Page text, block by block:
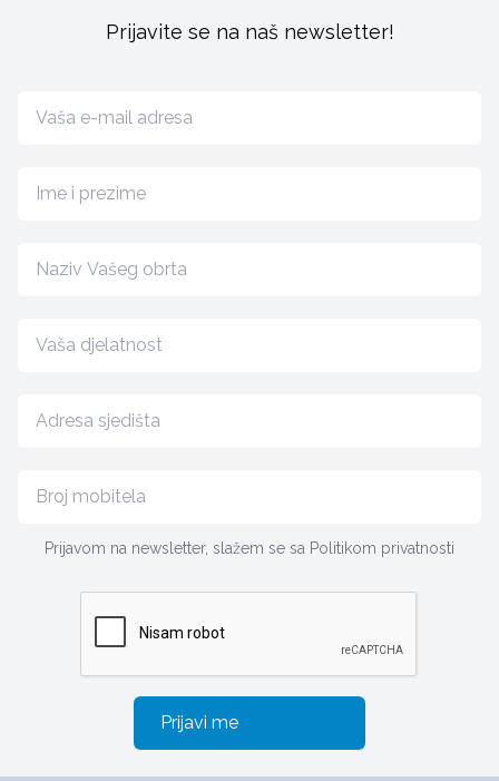
Prijavite se na naš newsletter!
Prijavom na newsletter, slažem se sa Politikom privatnosti
Prijavi me